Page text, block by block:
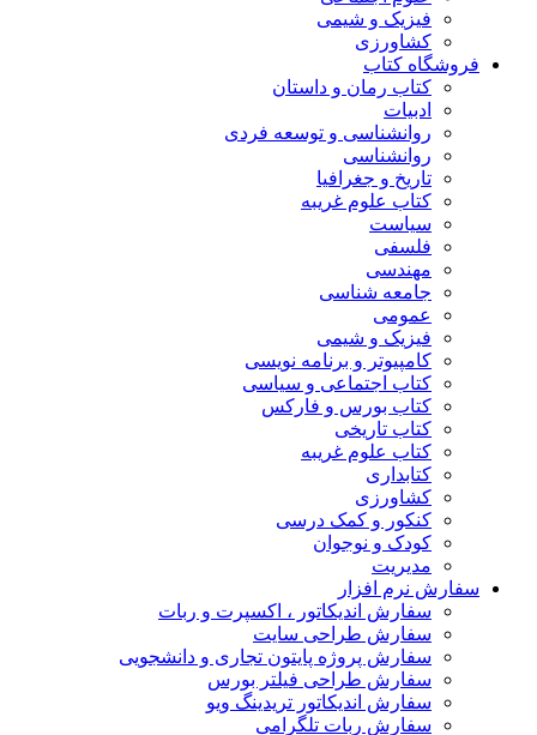
فیزیک و شیمی
کشاورزی
فروشگاه کتاب
کتاب رمان و داستان
ادبیات
روانشناسی و توسعه فردی
روانشناسی
تاریخ و جغرافیا
کتاب علوم غریبه
سیاست
فلسفی
مهندسی
جامعه شناسی
عمومی
فیزیک و شیمی
کامپیوتر و برنامه نویسی
کتاب اجتماعی و سیاسی
کتاب بورس و فارکس
کتاب تاریخی
کتاب علوم غریبه
کتابداری
کشاورزی
کنکور و کمک‌ درسی
کودک و نوجوان
مدیریت
سفارش نرم افزار
سفارش اندیکاتور ، اکسپرت و ربات
سفارش طراحی سایت
سفارش پروژه پایتون تجاری و دانشجویی
سفارش طراحی فیلتر بورس
سفارش اندیکاتور تریدینگ ویو
سفارش ربات تلگرامی